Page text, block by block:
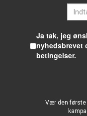
Ja tak, jeg
nyhedsbrevet
betingelser.
Vær den første